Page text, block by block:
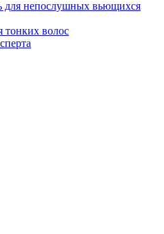
для непослушных вьющихся
тонких волос